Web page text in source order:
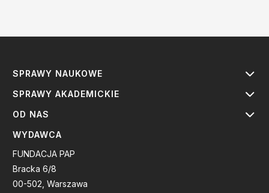
SPRAWY NAUKOWE
SPRAWY AKADEMICKIE
OD NAS
WYDAWCA
FUNDACJA PAP
Bracka 6/8
00-502, Warszawa